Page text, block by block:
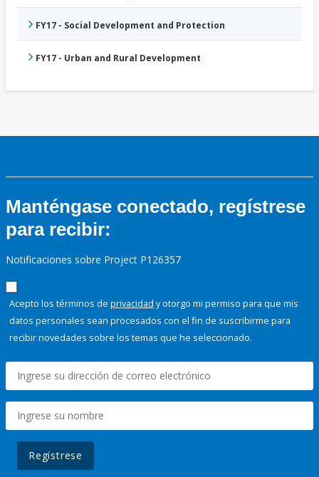
FY17 - Social Development and Protection
FY17 - Urban and Rural Development
Manténgase conectado, regístrese
para recibir:
Notificaciones sobre Project P126357
Acepto los términos de privacidad y otorgo mi permiso para que mis
datos personales sean procesados con el fin de suscribirme para
recibir novedades sobre los temas que he seleccionado.
Regístrese